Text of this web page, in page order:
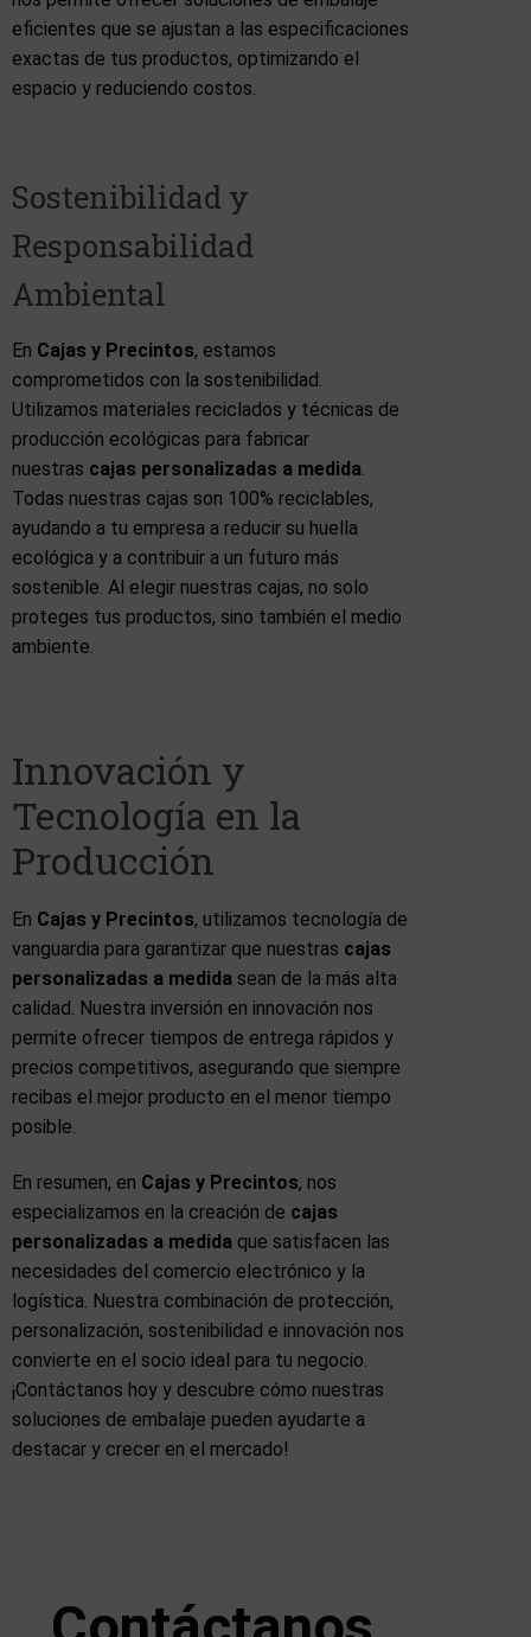
eficientes que se ajustan a las especificaciones
exactas de tus productos, optimizando el
espacio y reduciendo costos.
Sostenibilidad y
Responsabilidad
Ambiental
En Cajas y Precintos, estamos
comprometidos con la sostenibilidad.
Utilizamos materiales reciclados y técnicas de
producción ecológicas para fabricar
nuestras cajas personalizadas a medida.
Todas nuestras cajas son 100% reciclables,
ayudando a tu empresa a reducir su huella
ecológica y a contribuir a un futuro más
sostenible. Al elegir nuestras cajas, no solo
proteges tus productos, sino también el medio
ambiente.
Innovación y
Tecnología en la
Producción
En Cajas y Precintos, utilizamos tecnología de
vanguardia para garantizar que nuestras cajas
personalizadas a medida sean de la más alta
calidad. Nuestra inversión en innovación nos
permite ofrecer tiempos de entrega rápidos y
precios competitivos, asegurando que siempre
recibas el mejor producto en el menor tiempo
posible.
En resumen, en Cajas y Precintos, nos
especializamos en la creación de cajas
personalizadas a medida que satisfacen las
necesidades del comercio electrónico y la
logística. Nuestra combinación de protección,
personalización, sostenibilidad e innovación nos
convierte en el socio ideal para tu negocio.
¡Contáctanos hoy y descubre cómo nuestras
soluciones de embalaje pueden ayudarte a
destacar y crecer en el mercado!